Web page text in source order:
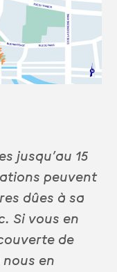
jusqu’au 15
peuvent
dûes à sa
Si vous en
de
nous en